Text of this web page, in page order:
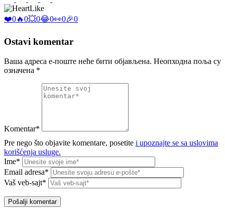
Like
❤️0🔥0💥0😂0👀0🎉0
Ostavi komentar
Ваша адреса е-поште неће бити објављена. Неопходна поља су
означена *
Komentar*
Pre nego što objavite komentare, posetite i upoznajte se sa uslovima
korišćenja usluge.
Ime*
Email adresa*
Vaš veb-sajt*